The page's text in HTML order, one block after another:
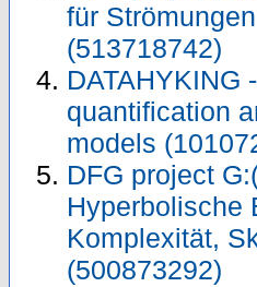
für
(513718742)
DATAHYKING
quantification
models
DFG project
Hyperbolische
Komplexität,
(500873292)